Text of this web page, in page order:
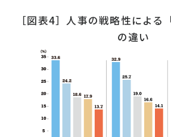
［図表4］人事の戦略性による
の違い